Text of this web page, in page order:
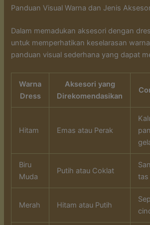
Panduan Visual Warna dan Jenis
Dalam memadukan aksesori dengan
untuk memperhatikan keselarasan
panduan visual sederhana yang dapat
Warna
Dress
Aksesori yang
Direkomendasikan
Hitam Emas atau Perak
Biru
Muda
Putih atau Coklat
tas
Merah Hitam atau Putih